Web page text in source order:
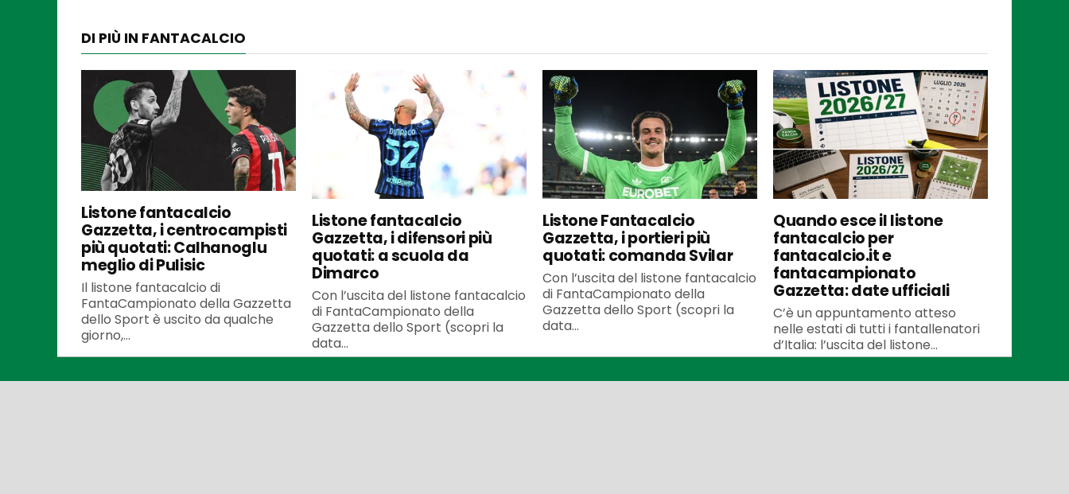
DI PIÙ IN FANTACALCIO
Listone fantacalcio
Gazzetta, i centrocampisti
più quotati: Calhanoglu
meglio di Pulisic
Il listone fantacalcio di
FantaCampionato della Gazzetta
dello Sport è uscito da qualche
giorno,...
Listone fantacalcio
Gazzetta, i difensori più
quotati: a scuola da
Dimarco
Con l’uscita del listone fantacalcio
di FantaCampionato della
Gazzetta dello Sport (scopri la
data...
Listone Fantacalcio
Gazzetta, i portieri più
quotati: comanda Svilar
Con l’uscita del listone fantacalcio
di FantaCampionato della
Gazzetta dello Sport (scopri la
data...
Quando esce il listone
fantacalcio per
fantacalcio.it e
fantacampionato
Gazzetta: date ufficiali
C’è un appuntamento atteso
nelle estati di tutti i fantallenatori
d’Italia: l’uscita del listone...